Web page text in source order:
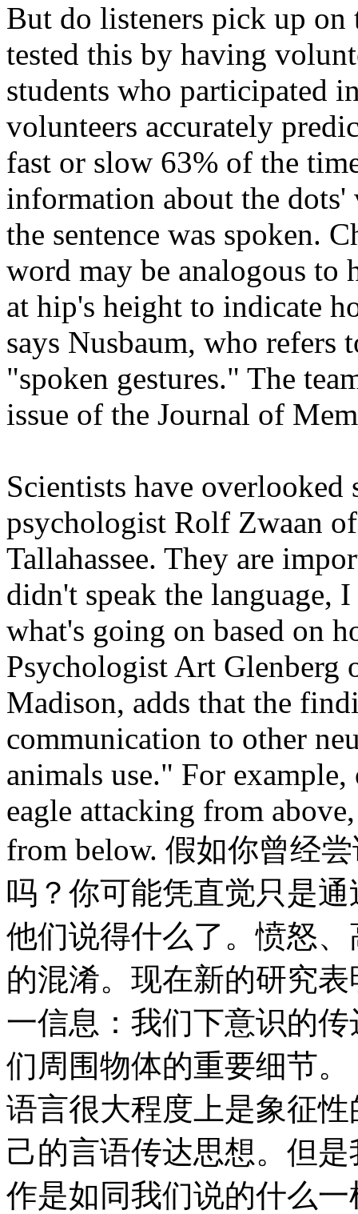
But do listeners pick up on
tested this by having
students who participated
volunteers accurately
fast or slow 63% of the
information about the
the sentence was spoken.
word may be analogous to
at hip's height to indicate
says Nusbaum, who refers
"spoken gestures." The
issue of the Journal of
Scientists have overlooked
psychologist Rolf Zwaan
Tallahassee. They are
didn't speak the language,
what's going on based on
Psychologist Art
Madison, adds that the
communication to other
animals use." For
eagle attacking from
from below. 假如你曾经
吗？你可能凭直觉只是
他们说得什么了。愤怒
的混淆。现在新的研究
一信息：我们下意识的
们周围物体的重要细节。
语言很大程度上是象征
己的言语传达思想。但
作是如同我们说的什么